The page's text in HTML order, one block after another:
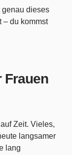
genau dieses
– du kommst
Frauen
Zeit. Vieles,
langsamer
lang